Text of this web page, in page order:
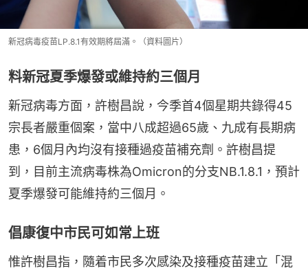
新冠病毒疫苗LP.8.1有效期將屆滿。（資料圖片）
料新冠夏季爆發或維持約三個月
新冠病毒方面，許樹昌說，今季首4個星期共錄得45
宗長者嚴重個案，當中八成超過65歲、九成有長期病
患，6個月內均沒有接種過疫苗補充劑。許樹昌提
到，目前主流病毒株為Omicron的分支NB.1.8.1，預計
夏季爆發可能維持約三個月。
倡康復中市民可如常上班
惟許樹昌指，隨着市民多次感染及接種疫苗建立「混